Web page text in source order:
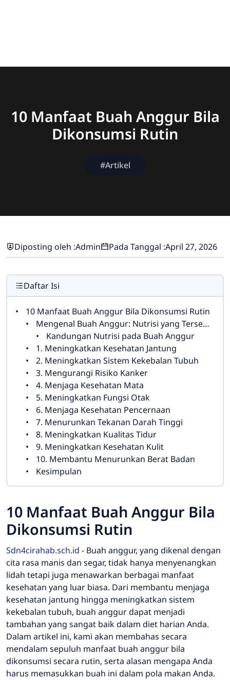
10 Manfaat Buah Anggur Bila
Dikonsumsi Rutin
#Artikel
Diposting oleh :Admin Pada Tanggal :April 27, 2026
Daftar Isi
10 Manfaat Buah Anggur Bila Dikonsumsi Rutin
Mengenal Buah Anggur: Nutrisi yang Tersembunyi
Kandungan Nutrisi pada Buah Anggur
1. Meningkatkan Kesehatan Jantung
2. Meningkatkan Sistem Kekebalan Tubuh
3. Mengurangi Risiko Kanker
4. Menjaga Kesehatan Mata
5. Meningkatkan Fungsi Otak
6. Menjaga Kesehatan Pencernaan
7. Menurunkan Tekanan Darah Tinggi
8. Meningkatkan Kualitas Tidur
9. Meningkatkan Kesehatan Kulit
10. Membantu Menurunkan Berat Badan
Kesimpulan
10 Manfaat Buah Anggur Bila
Dikonsumsi Rutin
Sdn4cirahab.sch.id - Buah anggur, yang dikenal dengan
cita rasa manis dan segar, tidak hanya menyenangkan
lidah tetapi juga menawarkan berbagai manfaat
kesehatan yang luar biasa. Dari membantu menjaga
kesehatan jantung hingga meningkatkan sistem
kekebalan tubuh, buah anggur dapat menjadi
tambahan yang sangat baik dalam diet harian Anda.
Dalam artikel ini, kami akan membahas secara
mendalam sepuluh manfaat buah anggur bila
dikonsumsi secara rutin, serta alasan mengapa Anda
harus memasukkan buah ini dalam pola makan Anda.